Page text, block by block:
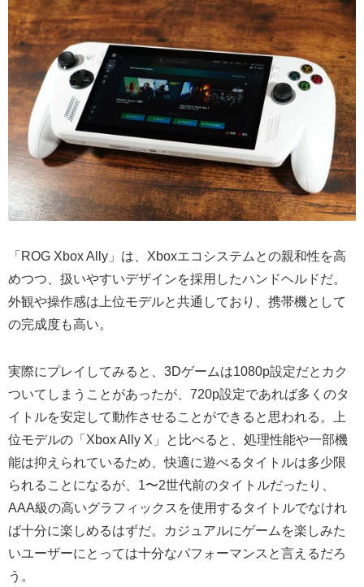
「ROG Xbox Ally」は、Xboxエコシステムとの親和性を高
めつつ、扱いやすいデザインを採用したハンドヘルドだ。
外観や操作感は上位モデルと共通しており、携帯機として
の完成度も高い。
実際にプレイしてみると、3Dゲームは1080p設定だとカク
ついてしまうことがあったが、720p設定であれば多くのタ
イトルを安定して動作させることができると思われる。上
位モデルの「Xbox Ally X」と比べると、処理性能や一部機
能は抑えられているため、快適に遊べるタイトルは多少限
られることになるが、1〜2世代前のタイトルだったり、
AAA級の高いグラフィックスを使用するタイトルでなけれ
ば十分に楽しめるはずだ。カジュアルにゲームを楽しみた
いユーザーにとっては十分なパフォーマンスと言えるだろ
う。